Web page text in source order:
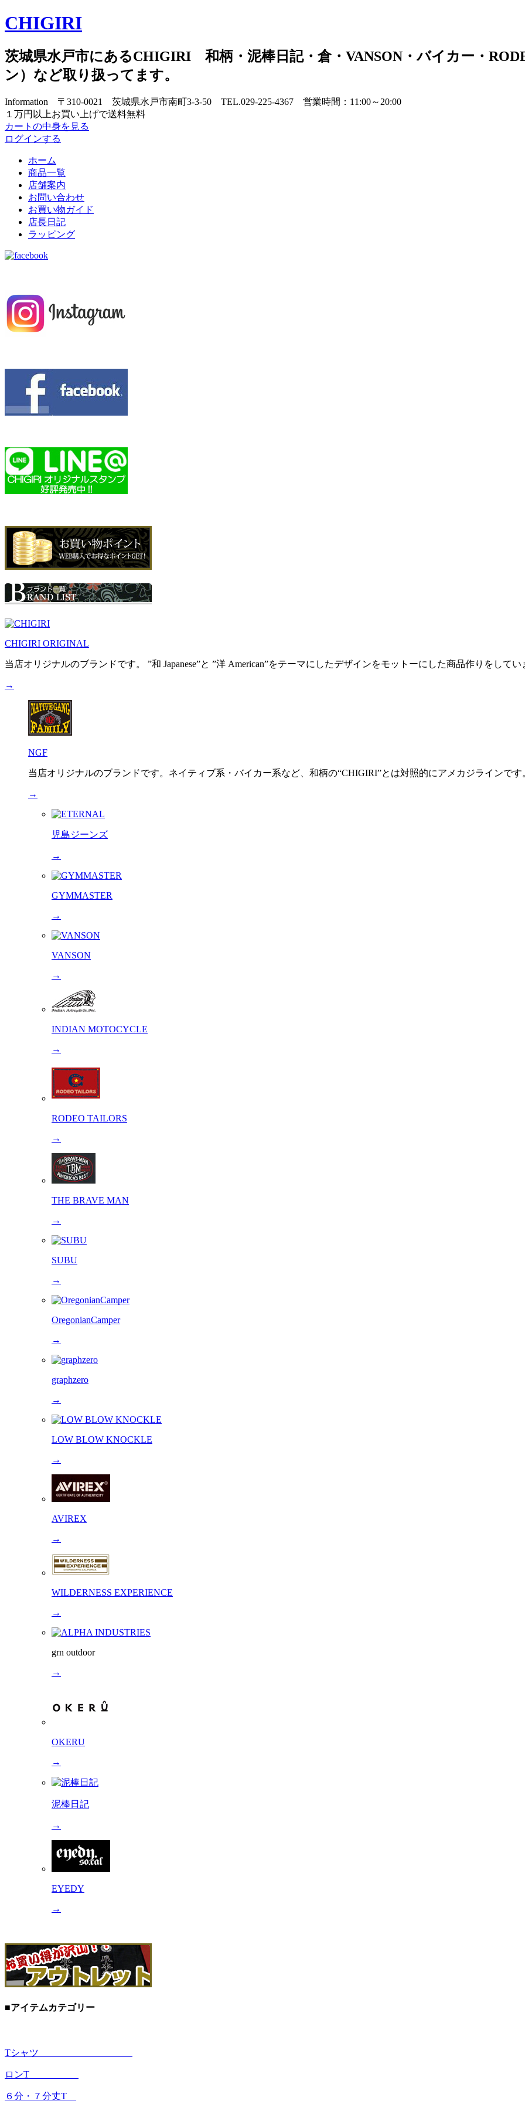
CHIGIRI
茨城県水戸市にあるCHIGIRI 和柄・泥棒日記・倉・VANSON・バイカー・
ン）など取り扱ってます。
Information 〒310-0021 茨城県水戸市南町3-3-50 TEL.029-225-4367 営業時間：11:00～20:00
１万円以上お買い上げで送料無料
カートの中身を見る
ログインする
ホーム
商品一覧
店舗案内
お問い合わせ
お買い物ガイド
店長日記
ラッピング
CHIGIRI ORIGINAL
当店オリジナルのブランドです。 ”和 Japanese”と ”洋 American”をテーマにしたデザインをモットーにした商品作りをしてい
→
NGF
当店オリジナルのブランドです。ネイティブ系・バイカー系など、和柄の“CHIGIRI”とは対照的にアメカジラインです
→
児島ジーンズ
→
GYMMASTER
→
VANSON
→
INDIAN MOTOCYCLE
→
RODEO TAILORS
→
THE BRAVE MAN
→
SUBU
→
OregonianCamper
→
graphzero
→
LOW BLOW KNOCKLE
→
AVIREX
→
WILDERNESS EXPERIENCE
→
grn outdoor
→
OKERU
→
泥棒日記
→
EYEDY
→
■アイテムカテゴリー
Tシャツ
ロンT
６分・７分丈T